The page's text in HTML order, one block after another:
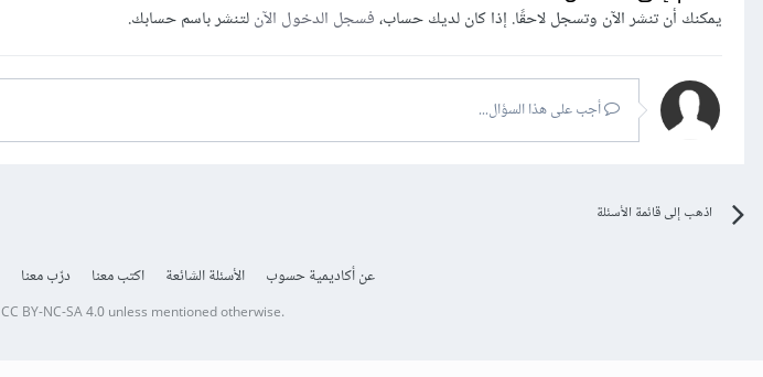
يمكنك أن تنشر الآن وتسجل لاحقًا. إذا كان لديك حساب،فسجل الدخول الآنلتنشر باسم حسابك.
أجب على هذا السؤال...
اذهب إلى قائمة الأسئلة
عن أكاديمية حسوب الأسئلة الشائعة اكتب معنا درّب معنا
CC BY-NC-SA 4.0unless mentioned otherwise.